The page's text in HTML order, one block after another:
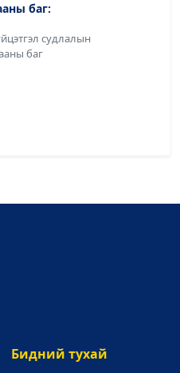
баг:
судлалын
баг
Бидний тухай